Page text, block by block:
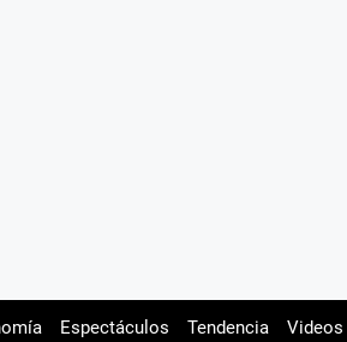
Espectáculos Tendencia Videos